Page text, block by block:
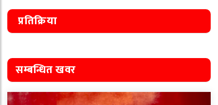
प्रतिक्रिया
सम्बन्धित खवर